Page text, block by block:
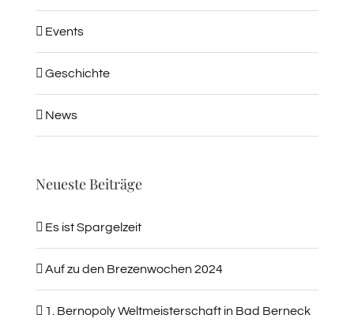
Events
Geschichte
News
Neueste Beiträge
Es ist Spargelzeit
Auf zu den Brezenwochen 2024
1. Bernopoly Weltmeisterschaft in Bad Berneck